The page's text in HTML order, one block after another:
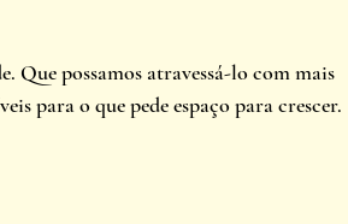
Que possamos atravessá-lo com mais
para o que pede espaço para crescer.